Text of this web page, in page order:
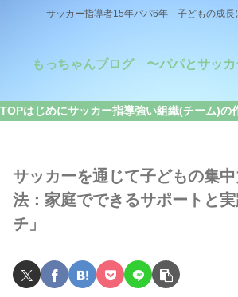
サッカー指導者15年パパ6年 子どもの成
もっちゃんブログ 〜パパとサッカ
TOPはじめにサッカー指導強い組織(チーム)の
サッカーを通じて子どもの集
法：家庭でできるサポートと
チ」